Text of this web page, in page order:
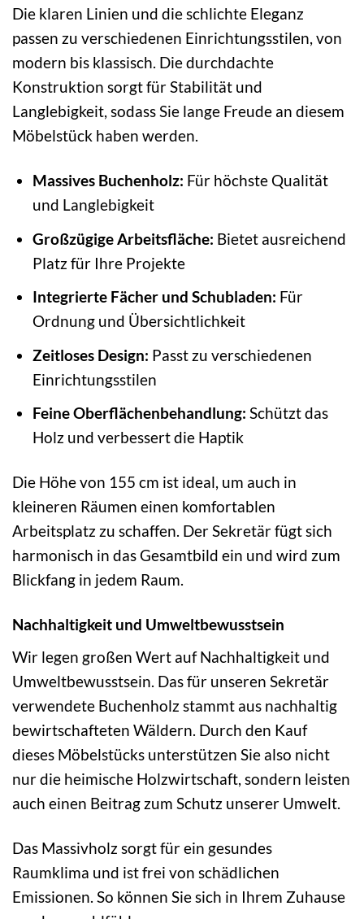
Die klaren Linien und die schlichte Eleganz
passen zu verschiedenen Einrichtungsstilen, von
modern bis klassisch. Die durchdachte
Konstruktion sorgt für Stabilität und
Langlebigkeit, sodass Sie lange Freude an diesem
Möbelstück haben werden.
Massives Buchenholz: Für höchste Qualität
und Langlebigkeit
Großzügige Arbeitsfläche: Bietet ausreichend
Platz für Ihre Projekte
Integrierte Fächer und Schubladen: Für
Ordnung und Übersichtlichkeit
Zeitloses Design: Passt zu verschiedenen
Einrichtungsstilen
Feine Oberflächenbehandlung: Schützt das
Holz und verbessert die Haptik
Die Höhe von 155 cm ist ideal, um auch in
kleineren Räumen einen komfortablen
Arbeitsplatz zu schaffen. Der Sekretär fügt sich
harmonisch in das Gesamtbild ein und wird zum
Blickfang in jedem Raum.
Nachhaltigkeit und Umweltbewusstsein
Wir legen großen Wert auf Nachhaltigkeit und
Umweltbewusstsein. Das für unseren Sekretär
verwendete Buchenholz stammt aus nachhaltig
bewirtschafteten Wäldern. Durch den Kauf
dieses Möbelstücks unterstützen Sie also nicht
nur die heimische Holzwirtschaft, sondern leisten
auch einen Beitrag zum Schutz unserer Umwelt.
Das Massivholz sorgt für ein gesundes
Raumklima und ist frei von schädlichen
Emissionen. So können Sie sich in Ihrem Zuhause